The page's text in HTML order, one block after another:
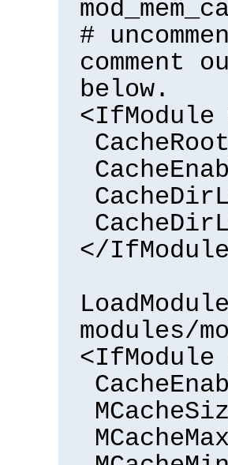
#
comment
below.
<IfModule
</
modules/
<IfModule